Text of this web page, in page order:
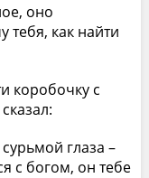
оно
тебя, как найти
коробочку с
глаза –
с богом, он тебе